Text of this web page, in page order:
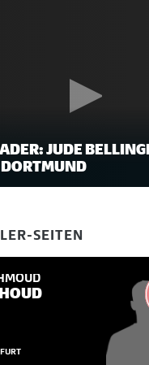
JUDE
SEITEN